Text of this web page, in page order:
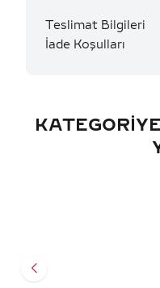
Teslimat Bilgileri
İade Koşulları